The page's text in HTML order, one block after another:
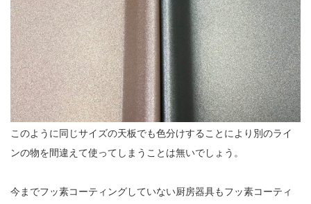
このように同じサイズの天板でも色分けすることにより別のライ
ンの物を間違えて使ってしまうことは無いでしょう。
今までフッ素コーティングしていない厨房器具もフッ素コーティ